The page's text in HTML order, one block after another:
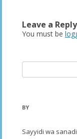
Leave a Reply
You must be
for:
BY
Sayyidi wa